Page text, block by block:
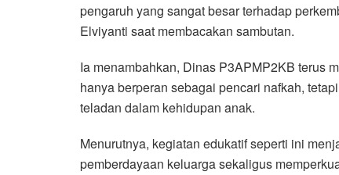
pengaruh yang sangat besar terhadap
Elviyanti saat membacakan sambutan.
Ia menambahkan, Dinas P3APMP2KB terus
hanya berperan sebagai pencari nafkah,
teladan dalam kehidupan anak.
Menurutnya, kegiatan edukatif seperti ini
pemberdayaan keluarga sekaligus